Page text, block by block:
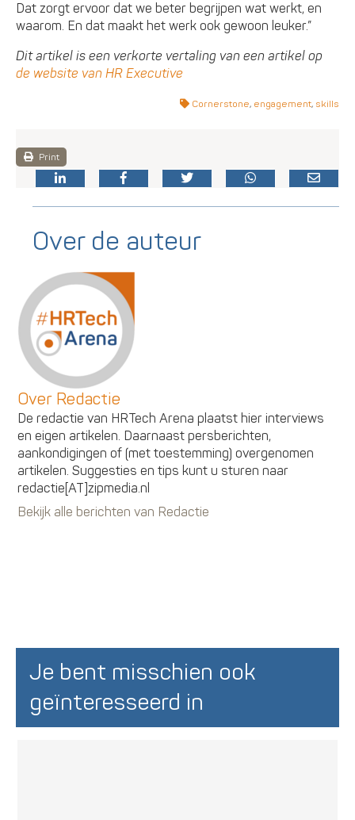
Dat zorgt ervoor dat we beter begrijpen wat werkt, en
waarom. En dat maakt het werk ook gewoon leuker.”
Dit artikel is een verkorte vertaling van een artikel op
de website van HR Executive
Cornerstone, engagement, skills
Print
Over de auteur
Over Redactie
De redactie van HRTech Arena plaatst hier interviews
en eigen artikelen. Daarnaast persberichten,
aankondigingen of (met toestemming) overgenomen
artikelen. Suggesties en tips kunt u sturen naar
redactie[AT]zipmedia.nl
Bekijk alle berichten van Redactie
Je bent misschien ook
geïnteresseerd in